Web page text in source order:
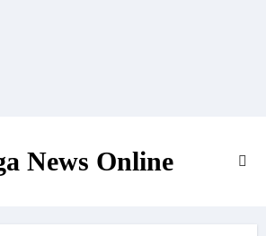
News Online